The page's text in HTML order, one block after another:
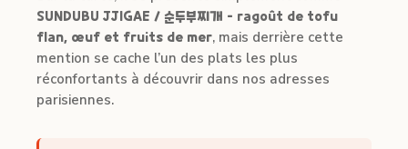
SUNDUBU JJIGAE / 순두부찌개 – ragoût de tofu
flan, œuf et fruits de mer, mais derrière cette
mention se cache l’un des plats les plus
réconfortants à découvrir dans nos adresses
parisiennes.